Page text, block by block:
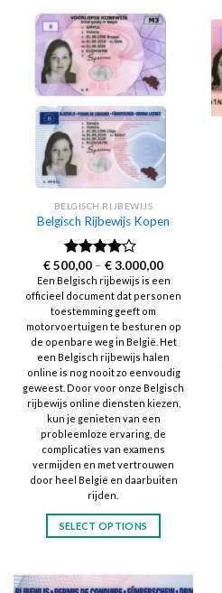
BELGISCH RIJBEWIJS
Belgisch Rijbewijs Kopen
Rated
3.83out
of 5
€500,00 – €3.000,00Price
range:
€ 500,00
through
Een Belgisch rijbewijs is een
officieel document dat personen
toestemming geeft om
motorvoertuigen te besturen op
de openbare weg in België. Het
een Belgisch rijbewijs halen
online is nog nooit zo eenvoudig
geweest. Door voor onze Belgisch
rijbewijs online diensten kiezen,
kun je genieten van een
probleemloze ervaring, de
complicaties van examens
vermijden en met vertrouwen
door heel België en daarbuiten
rijden.
SELECT OPTIONS
has